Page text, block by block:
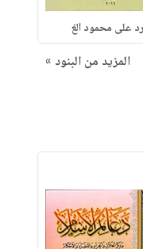
على محمود الغ
المزيد من البنود »